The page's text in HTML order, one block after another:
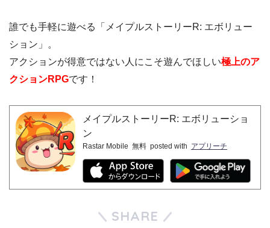
誰でも手軽に遊べる「メイプルストーリーR: エボリュー
ション」。
アクションが得意ではない人にこそ遊んでほしい極上のア
クションRPGです！
メイプルストーリーR: エボリューショ
ン
Rastar Mobile 無料 posted with アプリーチ
SHARE